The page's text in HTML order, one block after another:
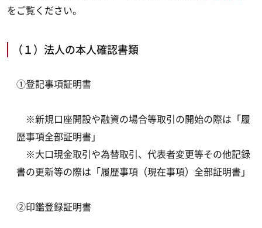
をご覧ください。
（１）法人の本人確認書類
①登記事項証明書
※新規口座開設や融資の場合等取引の開始の際は「履
歴事項全部証明書」
※大口現金取引や為替取引、代表者変更等その他記録
書の更新等の際は「履歴事項（現在事項）全部証明書」
②印鑑登録証明書